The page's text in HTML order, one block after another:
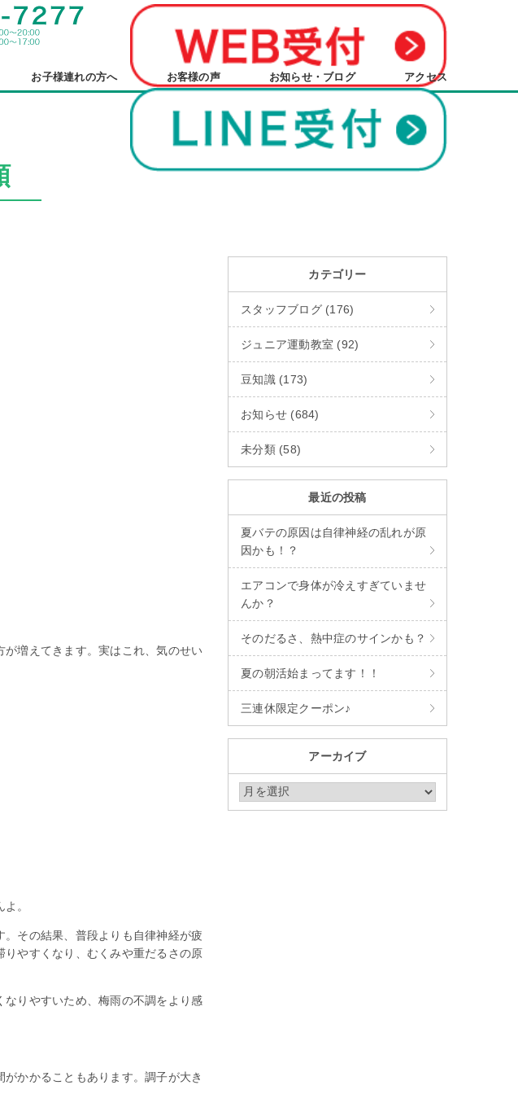
お子様連れの方へ お客様の声 お知らせ・ブログ アクセス
が増えてきます。実はこれ、気のせい
。
その結果、普段よりも自律神経が疲
やすくなり、むくみや重だるさの原
りやすいため、梅雨の不調をより感
かかることもあります。調子が大き
カテゴリー
スタッフブログ (176)
ジュニア運動教室 (92)
豆知識 (173)
お知らせ (684)
未分類 (58)
最近の投稿
夏バテの原因は自律神経の乱れが原
因かも！？
エアコンで身体が冷えすぎていませ
んか？
そのだるさ、熱中症のサインかも？
夏の朝活始まってます！！
三連休限定クーポン♪
アーカイブ
アーカイブ